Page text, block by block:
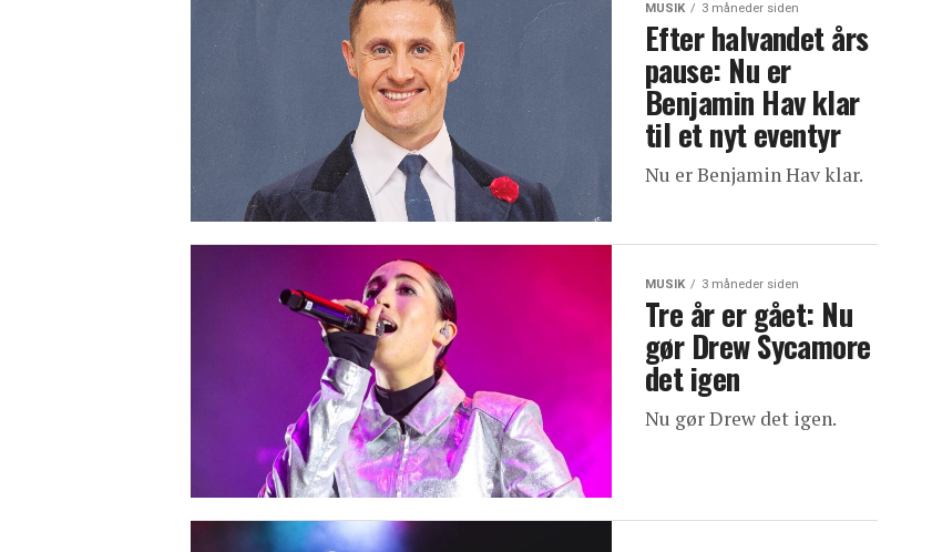
MUSIK 3 måneder siden
Efter halvandet års
pause: Nu er
Benjamin Hav klar
til et nyt eventyr
Nu er Benjamin Hav klar.
MUSIK 3 måneder siden
Tre år er gået: Nu
gør Drew Sycamore
det igen
Nu gør Drew det igen.